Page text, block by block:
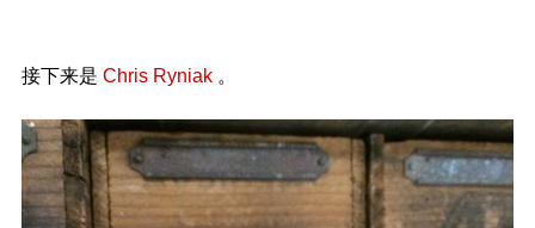
接下来是 Chris Ryniak。